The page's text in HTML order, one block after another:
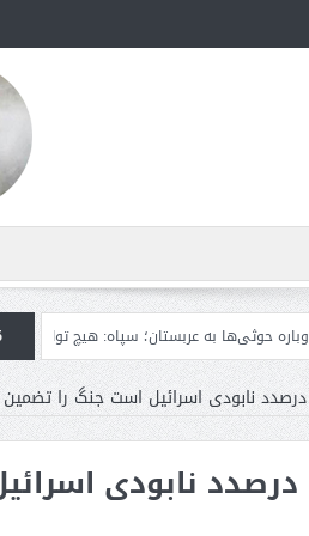
عربستان؛ سپاه: هیچ توافقی را نهایی
نابودی اسرائیل است جنگ را
نابودی